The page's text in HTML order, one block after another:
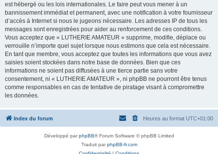
est hébergé ou les lois internationales. Le faire peut vous mener à un
bannissement immédiat et permanent, avec une notification à votre fournisseur
d’accès à Internet si nous le jugeons nécessaire. Les adresses IP de tous les
messages sont enregistrées pour aider au renforcement de ces conditions.
Vous acceptez que « LUTHERIE AMATEUR » supprime, modifie, déplace ou
verrouille n’importe quel sujet lorsque nous estimons que cela est nécessaire.
En tant que membre, vous acceptez que toutes les informations que vous avez
saisies soient stockées dans notre base de données. Bien que ces
informations ne soient pas diffusées à une tierce partie sans votre
consentement, ni « LUTHERIE AMATEUR », ni phpBB ne pourront être tenus
comme responsables en cas de tentative de piratage visant à compromettre
les données.
Index du forum Heures au format UTC+01:00
Développé parphpBB® Forum Software © phpBB Limited
Traduit parphpBB-fr.com